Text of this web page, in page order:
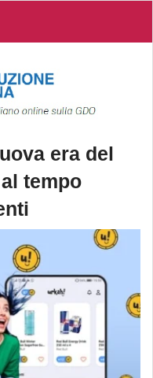
era del
tempo